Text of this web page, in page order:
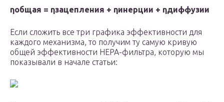
ηобщая = ηзацепления + ηинерции + ηдиффузии
Если сложить все три графика эффективности для
каждого механизма, то получим ту самую кривую
общей эффективности HEPA-фильтра, которую мы
показывали в начале статьи: